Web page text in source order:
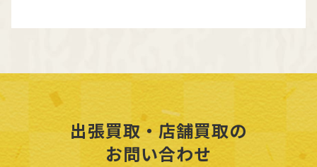
出張買取・店舗買取の
お問い合わせ